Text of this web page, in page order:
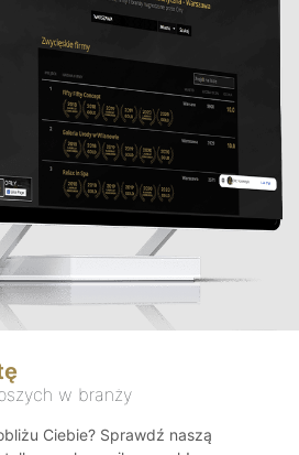
w branży
Ciebie? Sprawdź naszą